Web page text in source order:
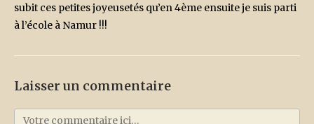
subit ces petites joyeusetés qu’en 4ème ensuite je suis parti
à l’école à Namur !!!
Laisser un commentaire